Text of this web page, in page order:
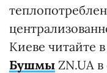
Киеве читайте
Бушмы ZN.UA